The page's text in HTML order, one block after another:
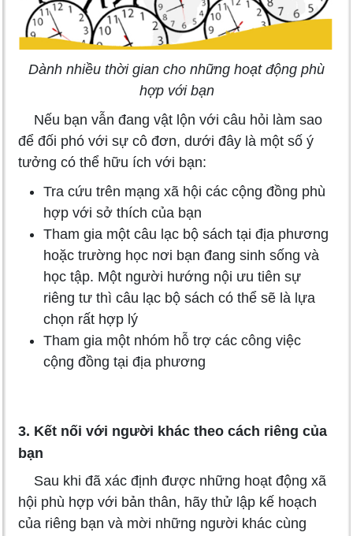
Dành nhiều thời gian cho những hoạt động phù
hợp với bạn
Nếu bạn vẫn đang vật lộn với câu hỏi làm sao
để đối phó với sự cô đơn, dưới đây là một số ý
tưởng có thể hữu ích với bạn:
Tra cứu trên mạng xã hội các cộng đồng phù
hợp với sở thích của bạn
Tham gia một câu lạc bộ sách tại địa phương
hoặc trường học nơi bạn đang sinh sống và
học tập. Một người hướng nội ưu tiên sự
riêng tư thì câu lạc bộ sách có thể sẽ là lựa
chọn rất hợp lý
Tham gia một nhóm hỗ trợ các công việc
cộng đồng tại địa phương
3. Kết nối với người khác theo cách riêng của
bạn
Sau khi đã xác định được những hoạt động xã
hội phù hợp với bản thân, hãy thử lập kế hoạch
của riêng bạn và mời những người khác cùng